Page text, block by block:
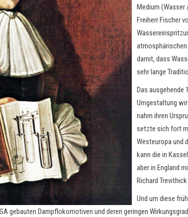
Medium
Freiherr Fischer
atmosphärischen
damit, dass
sehr lange
Das
Umgestaltung
nahm ihren
setzte sich fort
Westeuropa und
kann die in
aber in England
Richard
Und um diese
gebauten Dampflokomotiven und deren geringen